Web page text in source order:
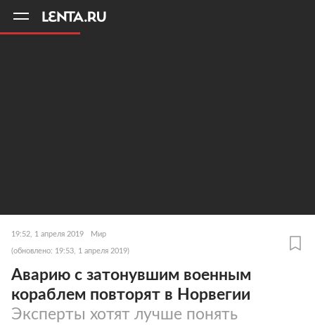
19:52, 1 апреля 2019 Мир
(обновлено: 19:53, 1 апреля 2019)
Аварию с затонувшим военным
кораблем повторят в Норвегии
Эксперты хотят лучше понять